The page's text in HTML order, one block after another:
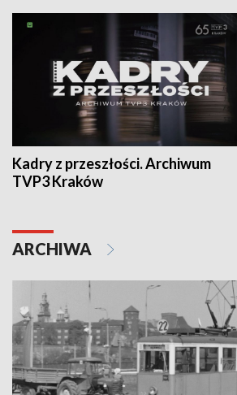
Kadry z przeszłości. Archiwum
TVP3 Kraków
ARCHIWA